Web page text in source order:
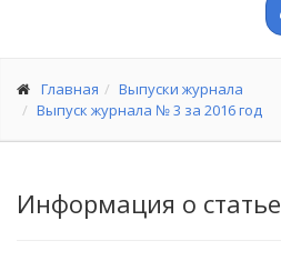
Главная
Выпуски журнала
Выпуск журнала № 3 за 2016 год
Информация о статье